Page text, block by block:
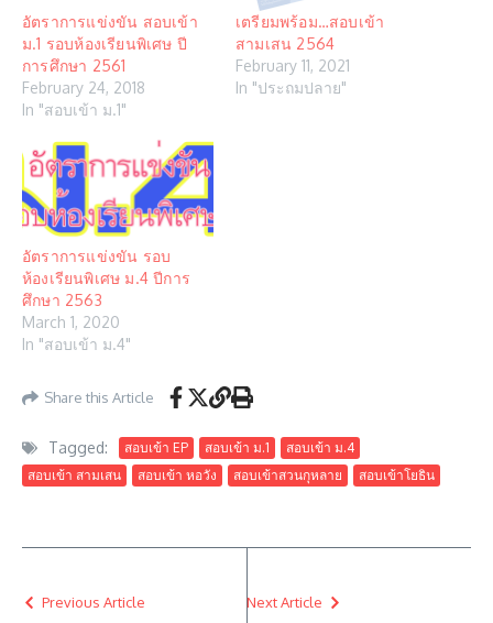
อัตราการแข่งขัน สอบเข้า
ม.1 รอบห้องเรียนพิเศษ ปี
การศึกษา 2561
February 24, 2018
In "สอบเข้า ม.1"
เตรียมพร้อม…สอบเข้า
สามเสน 2564
February 11, 2021
In "ประถมปลาย"
อัตราการแข่งขัน รอบ
ห้องเรียนพิเศษ ม.4 ปีการ
ศึกษา 2563
March 1, 2020
In "สอบเข้า ม.4"
Share this Article
Tagged: สอบเข้า EP สอบเข้า ม.1
สอบเข้า ม.4
สอบเข้า สามเสน
สอบเข้า หอวัง สอบเข้าสวนกุหลาย สอบเข้าโยธิน
Previous Article Next Article